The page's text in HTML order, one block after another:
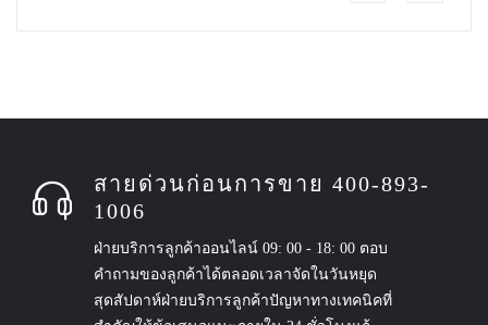
สายด่วนก่อนการขาย 400-893-
1006
ฝ่ายบริการลูกค้าออนไลน์ 09: 00 - 18: 00 ตอบ
คำถามของลูกค้าได้ตลอดเวลาจัดในวันหยุด
สุดสัปดาห์ฝ่ายบริการลูกค้าปัญหาทางเทคนิคที่